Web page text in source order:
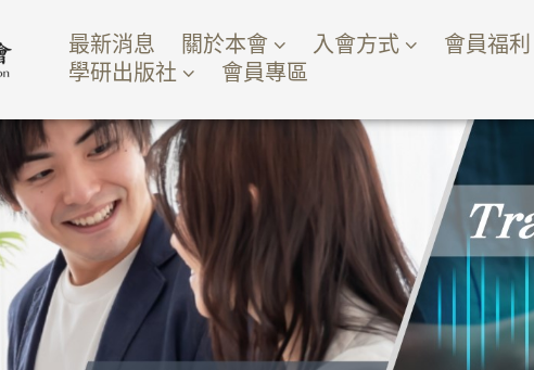
最新消息 關於本會 入會方式 會員福利
學研出版社
會員專區